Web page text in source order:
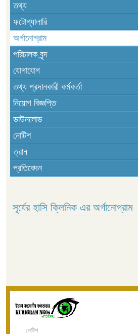
তথ্য
ফটোগ্যালারি
অর্গানোগ্রাম
পরিচালক বৃন্দ
যোগাযোগ
তথ্য প্রদানকারী কর্মকর্তা
নিয়োগ বিজ্ঞপ্তি
ডাউনলোড
নোটিশ
ত্রান
প্রতিবেদন
সূর্যের হাসি ক্লিনিক এর অর্গানোগ্রাম
নোটিশ